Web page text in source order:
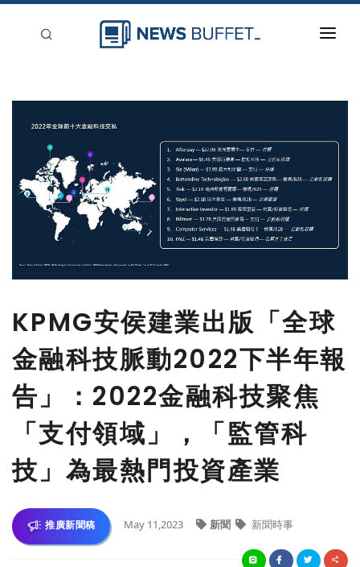
刊登
KPMG安侯建業出版「全球
金融科技脈動2022下半年報
告」：2022金融科技聚焦
「支付領域」，「監管科
技」為最熱門投資產業
推廣新聞稿 May 11,2023 新聞 新聞時事